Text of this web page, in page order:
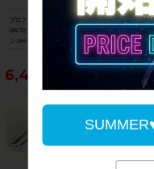
プロファイルデザイン PROFILE DESI
GN T2＋カーボン DHバー T2＋カーボ
ン DHバーCARBON DH BAR 340mm
6,490円
日東
4mm フ